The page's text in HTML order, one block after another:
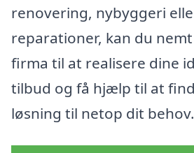
renovering, nybyggeri
reparationer, kan du
firma til at realisere dine
tilbud og få hjælp til at
løsning til netop dit behov.